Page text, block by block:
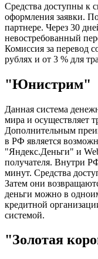
Средства доступны к
оформления заявки.
партнере. Через 30
невостребованный
Комиссия за перевод
рублях и от 3 % для
"Юнистрим"
Данная система
мира и осуществляет
Дополнительным
в РФ является
"Яндекс.Деньги" и
получателя. Внутри
минут. Средства
Затем они
деньги можно в
кредитной
системой.
"Золотая